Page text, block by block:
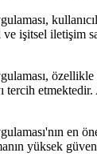
ve işitsel iletişim
en
yüksek